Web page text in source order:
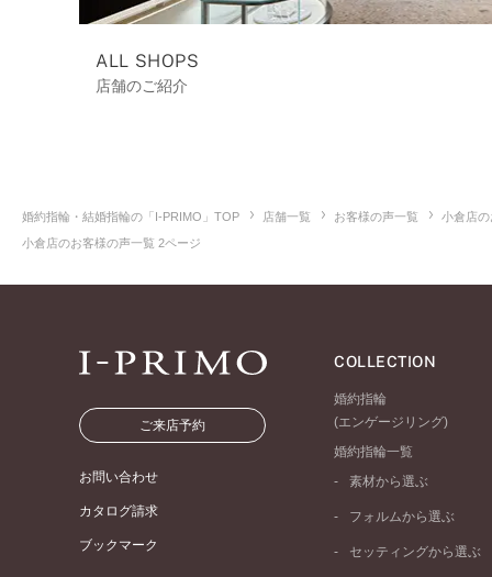
ALL SHOPS
店舗のご紹介
婚約指輪・結婚指輪の「I-PRIMO」TOP 店舗一覧 お客様の声一覧
小倉店
小倉店のお客様の声一覧 2ページ
ご来店予約
お問い合わせ
カタログ請求
ブックマーク
COLLECTION
婚約指輪
(エンゲージリング)
婚約指輪一覧
素材から選ぶ
プラチナ
ピンクゴールド
フォルムから選ぶ
ストレートライン
セッティングから選ぶ